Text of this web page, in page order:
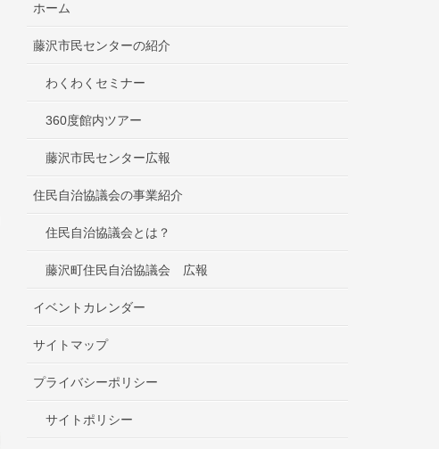
ホーム
藤沢市民センターの紹介
わくわくセミナー
360度館内ツアー
藤沢市民センター広報
住民自治協議会の事業紹介
住民自治協議会とは？
藤沢町住民自治協議会 広報
イベントカレンダー
サイトマップ
プライバシーポリシー
サイトポリシー